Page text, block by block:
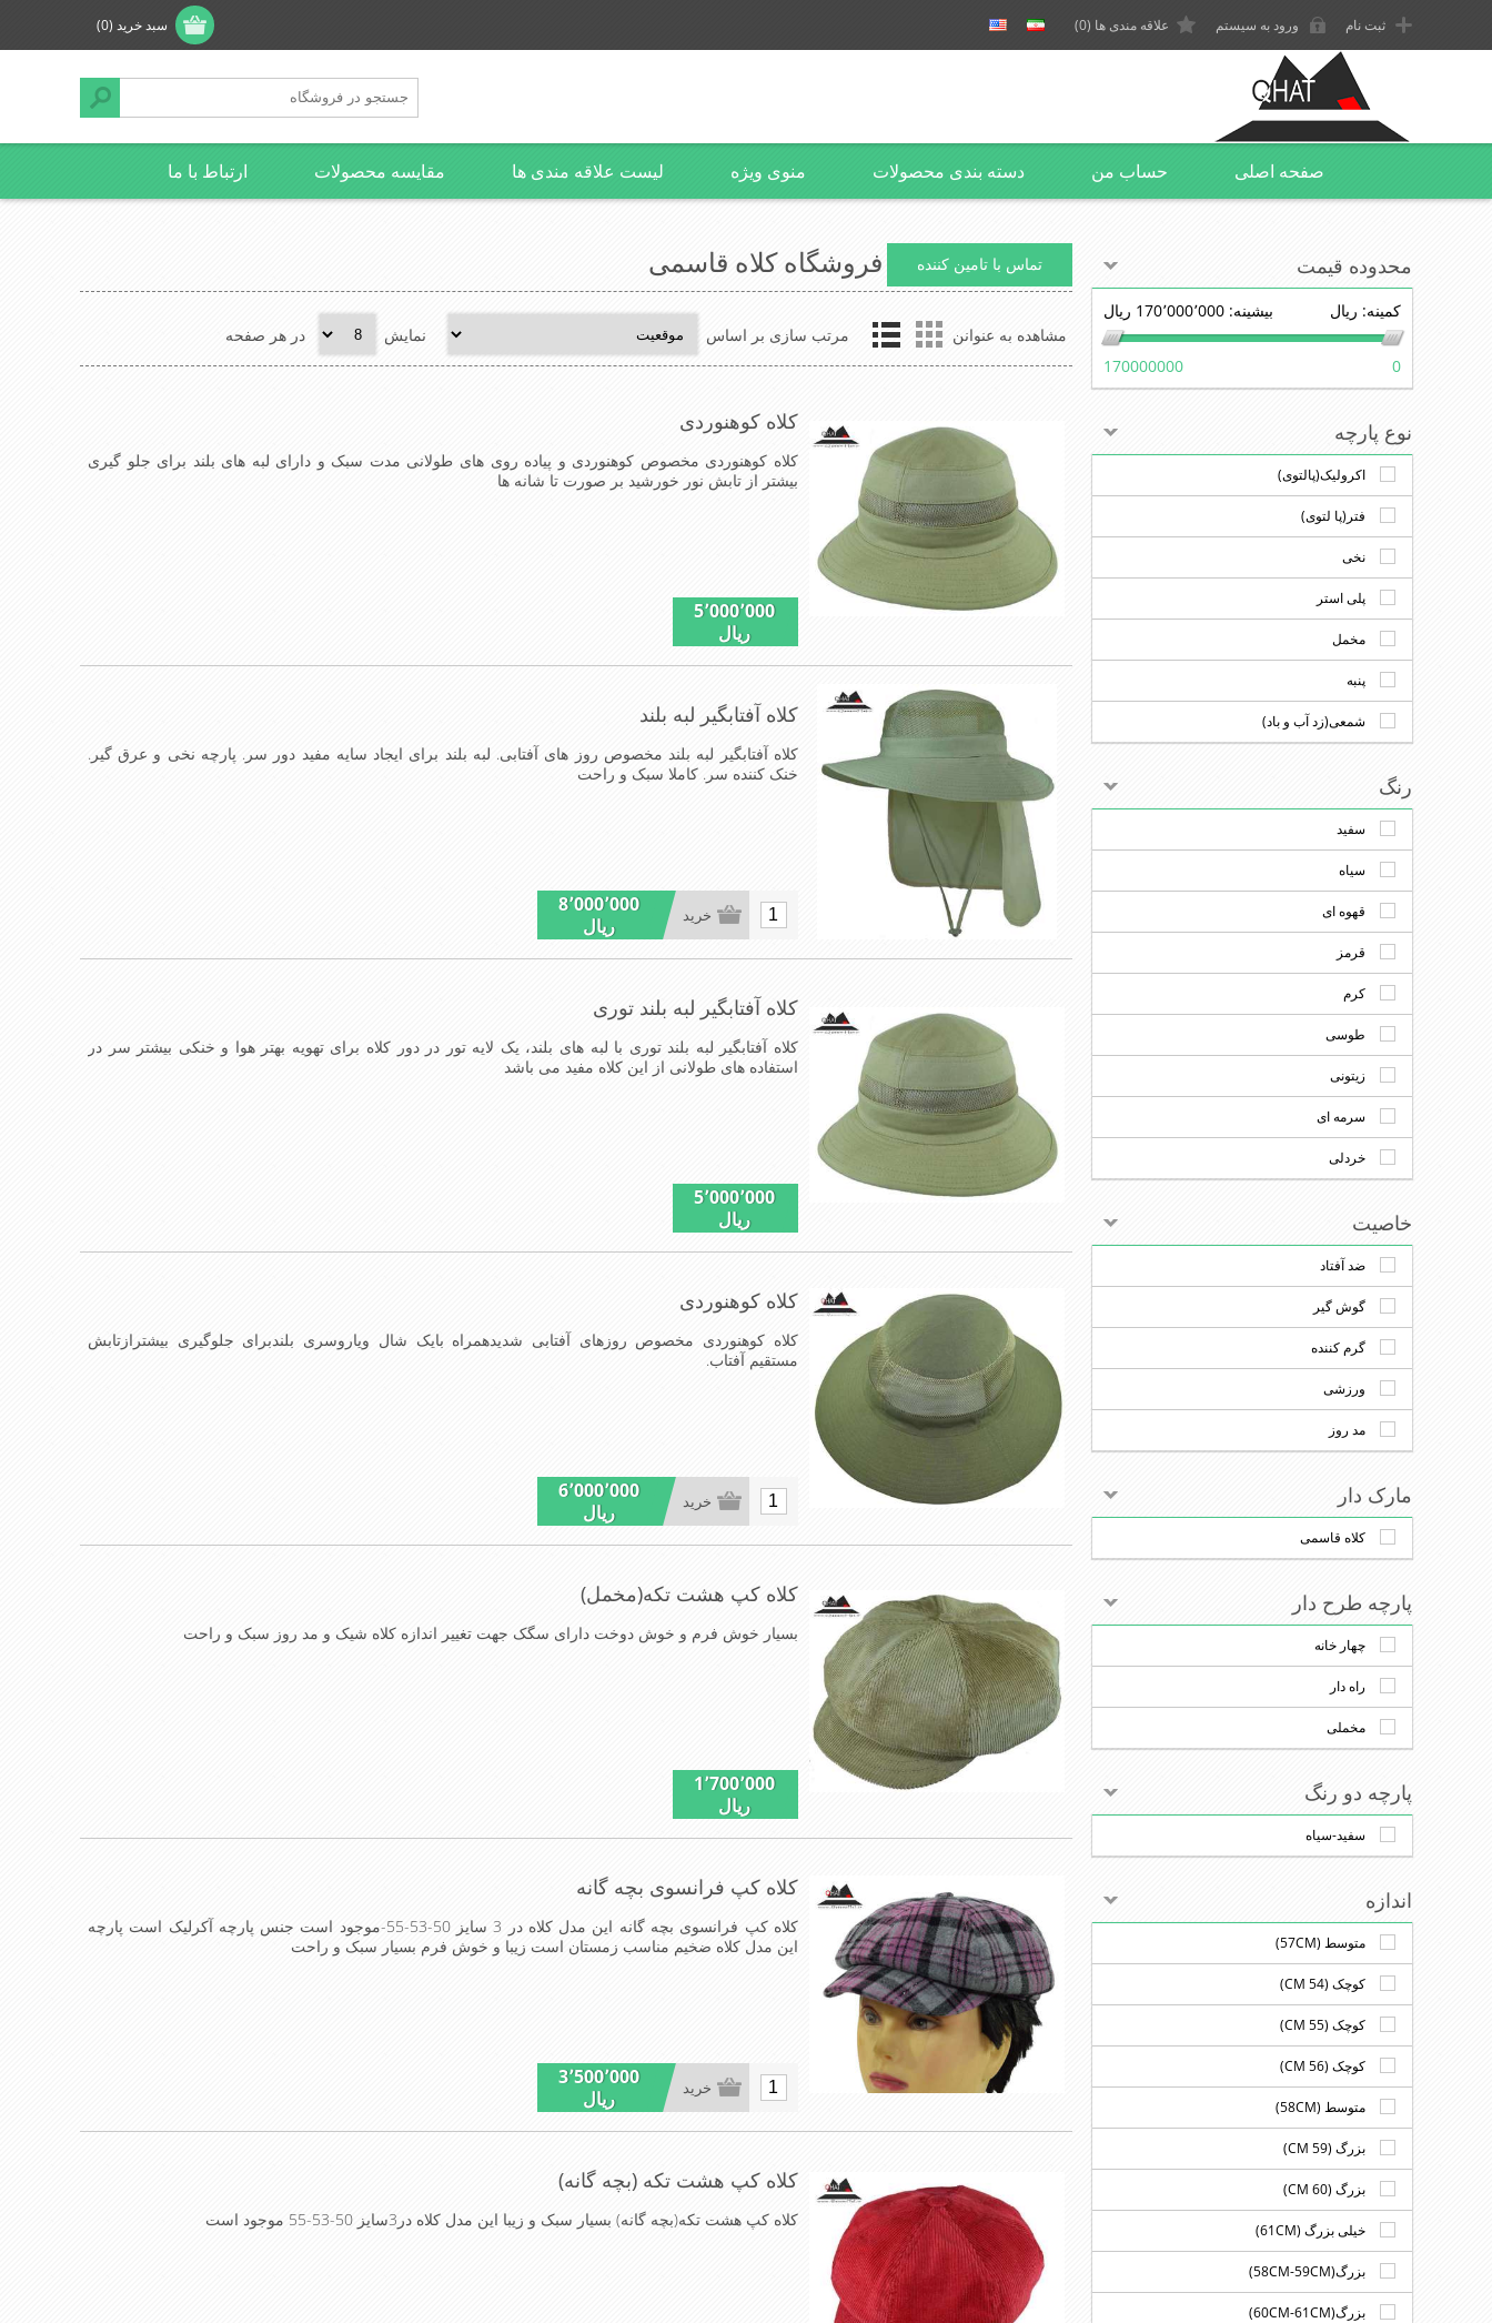
سبد خرید (0) ثبت نام ورود به سیستم علاقه مندی ها (0)
صفحه اصلی حساب من دسته بندی محصولات منوی ویژه لیست علاقه مندی ها مقایسه محصولات ارتباط با ما
فروشگاه کلاه قاسمی تماس با تامین کننده
مشاهده به عنوانن مرتب سازی بر اساس نمایش در هر صفحه
کلاه کوهنوردی
کلاه کوهنوردی مخصوص کوهنوردی و پیاده روی های طولانی مدت سبک و دارای لبه های بلند برای جلو گیری
بیشتر از تابش نور خورشید بر صورت تا شانه ها
5٬000٬000
ریال
کلاه آفتابگیر لبه بلند
کلاه آفتابگیر لبه بلند مخصوص روز های آفتابی. لبه بلند برای ایجاد سایه مفید دور سر. پارچه نخی و عرق گیر.
خنک کننده سر. کاملا سبک و راحت
8٬000٬000
ریال
خرید
کلاه آفتابگیر لبه بلند توری
کلاه آفتابگیر لبه بلند توری با لبه های بلند، یک لایه تور در دور کلاه برای تهویه بهتر هوا و خنکی بیشتر سر در
استفاده های طولانی از این کلاه مفید می باشد
5٬000٬000
ریال
کلاه کوهنوردی
کلاه کوهنوردی مخصوص روزهای آفتابی شدیدهمراه بایک شال ویاروسری بلندبرای جلوگیری بیشترازتابش
مستقیم آفتاب.
6٬000٬000
ریال
خرید
کلاه کپ هشت تکه(مخمل)
بسیار خوش فرم و خوش دوخت دارای سگک جهت تغییر اندازه کلاه شیک و مد روز سبک و راحت
1٬700٬000
ریال
کلاه کپ فرانسوی بچه گانه
کلاه کپ فرانسوی بچه گانه این مدل کلاه در 3 سایز 50-53-55-موجود است جنس پارچه آکرلیک است پارچه
این مدل کلاه ضخیم مناسب زمستان است زیبا و خوش فرم بسیار سبک و راحت
3٬500٬000
ریال
خرید
کلاه کپ هشت تکه (بچه گانه)
کلاه کپ هشت تکه(بچه گانه) بسیار سبک و زیبا این مدل کلاه در3سایز 50-53-55 موجود است
محدوده قیمت
کمینه: ریال بیشینه: 170٬000٬000 ریال
0
170000000
نوع پارچه
اکرولیک(پالتوی)
فتر(پا لتوی)
نخی
پلی استر
مخمل
پنبه
شمعی(زد آب و باد)
رنگ
سفید
سیاه
قهوه ای
قرمز
کرم
طوسی
زیتونی
سرمه ای
خردلی
خاصیت
ضد آفتاد
گوش گیر
گرم کننده
ورزشی
مد روز
مارک دار
کلاه قاسمی
پارچه طرح دار
چهار خانه
راه دار
مخملی
پارچه دو رنگ
سفید-سیاه
اندازه
متوسط (57CM)
کوچک (54 CM)
کوچک (55 CM)
کوچک (56 CM)
متوسط (58CM)
بزرگ (59 CM)
بزرگ (60 CM)
خیلی بزرگ (61CM)
بزرگ(58CM-59CM)
بزرگ(60CM-61CM)